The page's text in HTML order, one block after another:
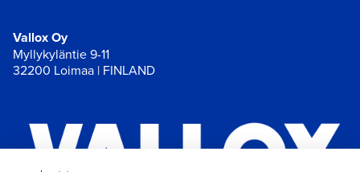
Vallox Oy
Myllykyläntie 9-11
32200 Loimaa | FINLAND